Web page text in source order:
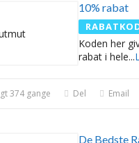
10% rabat
Koden her
rabat i hele...
374 gange Del Email
De Bedste